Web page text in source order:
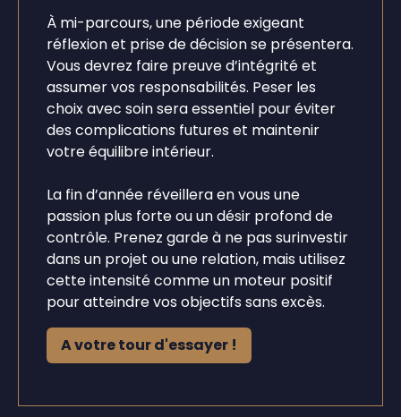
À mi-parcours, une période exigeant
réflexion et prise de décision se présentera.
Vous devrez faire preuve d’intégrité et
assumer vos responsabilités. Peser les
choix avec soin sera essentiel pour éviter
des complications futures et maintenir
votre équilibre intérieur.
La fin d’année réveillera en vous une
passion plus forte ou un désir profond de
contrôle. Prenez garde à ne pas surinvestir
dans un projet ou une relation, mais utilisez
cette intensité comme un moteur positif
pour atteindre vos objectifs sans excès.
A votre tour d'essayer !